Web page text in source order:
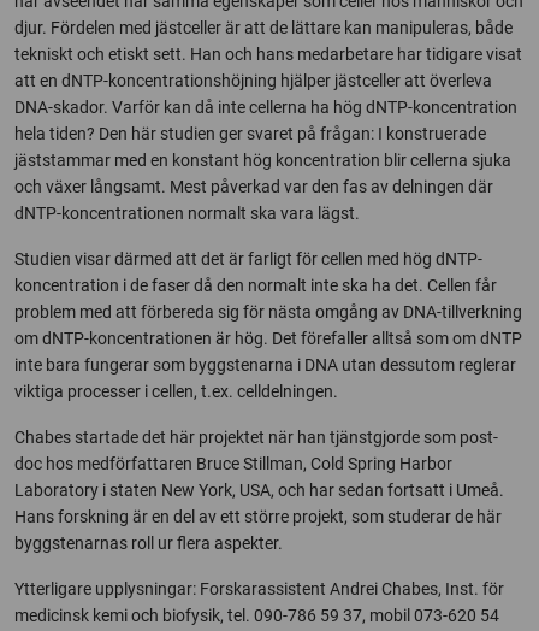
djur. Fördelen med jästceller är att de lättare kan manipuleras, både
tekniskt och etiskt sett. Han och hans medarbetare har tidigare visat
att en dNTP-koncentrationshöjning hjälper jästceller att överleva
DNA-skador. Varför kan då inte cellerna ha hög dNTP-koncentration
hela tiden? Den här studien ger svaret på frågan: I konstruerade
jäststammar med en konstant hög koncentration blir cellerna sjuka
och växer långsamt. Mest påverkad var den fas av delningen där
dNTP-koncentrationen normalt ska vara lägst.
Studien visar därmed att det är farligt för cellen med hög dNTP-
koncentration i de faser då den normalt inte ska ha det. Cellen får
problem med att förbereda sig för nästa omgång av DNA-tillverkning
om dNTP-koncentrationen är hög. Det förefaller alltså som om dNTP
inte bara fungerar som byggstenarna i DNA utan dessutom reglerar
viktiga processer i cellen, t.ex. celldelningen.
Chabes startade det här projektet när han tjänstgjorde som post-
doc hos medförfattaren Bruce Stillman, Cold Spring Harbor
Laboratory i staten New York, USA, och har sedan fortsatt i Umeå.
Hans forskning är en del av ett större projekt, som studerar de här
byggstenarnas roll ur flera aspekter.
Ytterligare upplysningar: Forskarassistent Andrei Chabes, Inst. för
medicinsk kemi och biofysik, tel. 090-786 59 37, mobil 073-620 54